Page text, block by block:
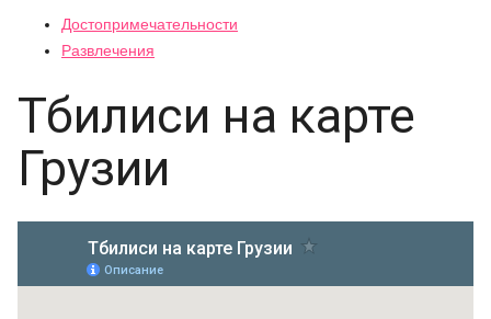
Достопримечательности
Развлечения
Тбилиси на карте
Грузии